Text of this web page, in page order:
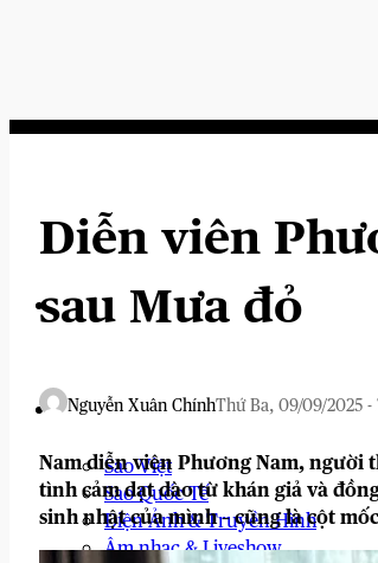
Tin Tức Showbiz
Sao Việt
Sao Quốc Tế
Điện Ảnh & Truyền Hình
Âm nhạc & Liveshow
Diễn viên
sau Mưa đỏ
Nguyễn Xuân ChínhThứ Ba, 09/09/2025 -
Nam diễn viên Phương Nam, người
tình cảm dạt dào từ khán giả và
sinh nhật của mình – cũng là cột